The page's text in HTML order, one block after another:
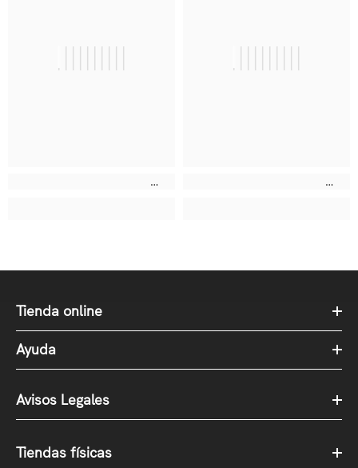
|||||||||| ||||||||||
Tienda online
Ayuda
Avisos Legales
Tiendas físicas